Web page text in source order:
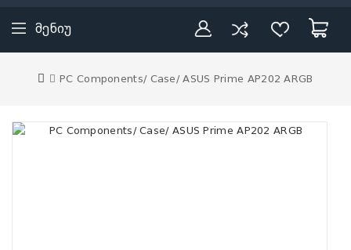
Მენიუ
PC Components/ Case/ ASUS Prime AP202 ARGB